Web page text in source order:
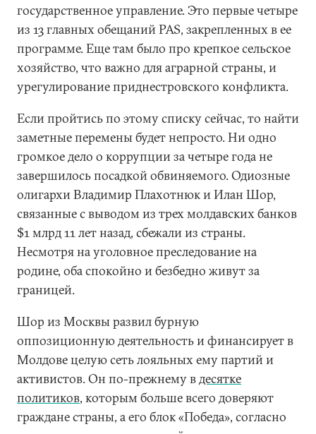
государственное управление. Это первые четыре
из 13 главных обещаний PAS, закрепленных в ее
программе. Еще там было про крепкое сельское
хозяйство, что важно для аграрной страны, и
урегулирование приднестровского конфликта.
Если пройтись по этому списку сейчас, то найти
заметные перемены будет непросто. Ни одно
громкое дело о коррупции за четыре года не
завершилось посадкой обвиняемого. Одиозные
олигархи Владимир Плахотнюк и Илан Шор,
связанные с выводом из трех молдавских банков
$1 млрд 11 лет назад, сбежали из страны.
Несмотря на уголовное преследование на
родине, оба спокойно и безбедно живут за
границей.
Шор из Москвы развил бурную
оппозиционную деятельность и финансирует в
Молдове целую сеть лояльных ему партий и
активистов. Он по-прежнему вдесятке
политиков, которым больше всего доверяют
граждане страны, а его блок «Победа», согласно